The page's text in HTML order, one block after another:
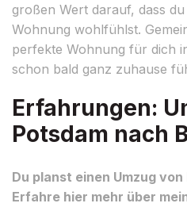
großen Wert darauf, dass
Wohnung wohlfühlst.
perfekte Wohnung für dich
schon bald ganz zuhause
Erfahrungen:
Potsdam nach
Du planst einen Umzug
Erfahre hier mehr über